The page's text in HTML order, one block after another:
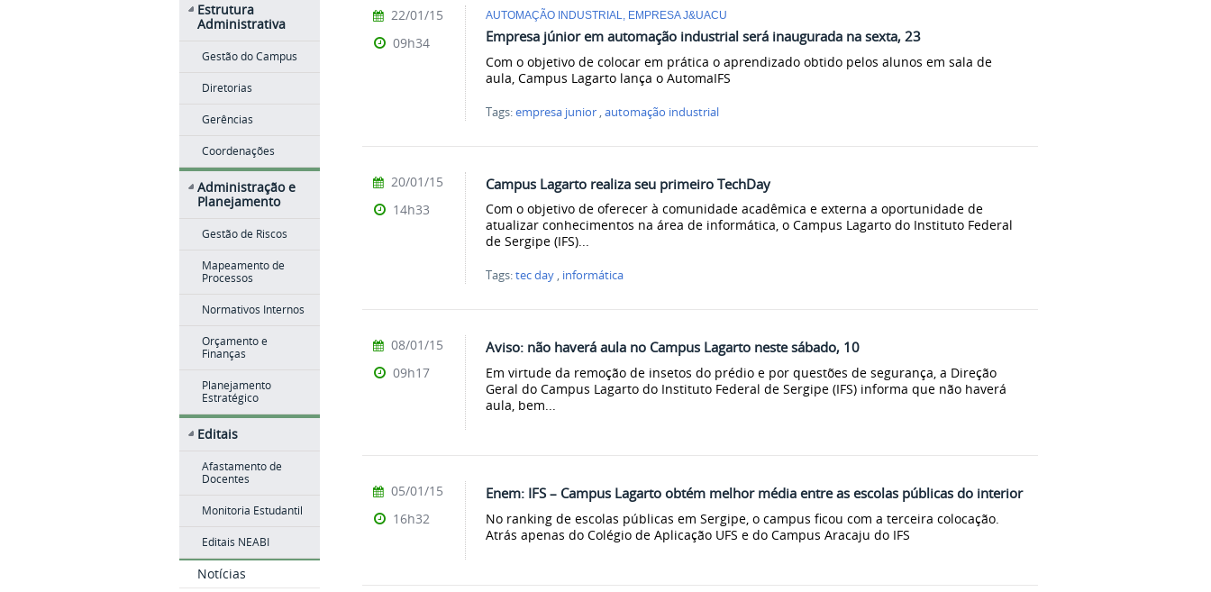
Estrutura
Administrativa
Gestão do Campus
Diretorias
Gerências
Coordenações
Administração e
Planejamento
Gestão de Riscos
Mapeamento de
Processos
Normativos Internos
Orçamento e
Finanças
Planejamento
Estratégico
Editais
Afastamento de
Docentes
Monitoria Estudantil
Editais NEABI
Notícias
AUTOMAÇÃO INDUSTRIAL, EMPRESA J&UACU
Empresa júnior em automação industrial será inaugurada na sexta, 23
Com o objetivo de colocar em prática o aprendizado obtido pelos alunos em sala de
aula, Campus Lagarto lança o AutomaIFS
Tags:empresa junior ,automação industrial
22/01/15
09h34
Campus Lagarto realiza seu primeiro TechDay
Com o objetivo de oferecer à comunidade acadêmica e externa a oportunidade de
atualizar conhecimentos na área de informática, o Campus Lagarto do Instituto Federal
de Sergipe (IFS)...
Tags:tec day, informática
20/01/15
14h33
Aviso: não haverá aula no Campus Lagarto neste sábado, 10
Em virtude da remoção de insetos do prédio e por questões de segurança, a Direção
Geral do Campus Lagarto do Instituto Federal de Sergipe (IFS) informa que não haverá
aula, bem...
08/01/15
09h17
Enem: IFS – Campus Lagarto obtém melhor média entre as escolas públicas do interior
No ranking de escolas públicas em Sergipe, o campus ficou com a terceira colocação.
Atrás apenas do Colégio de Aplicação UFS e do Campus Aracaju do IFS
05/01/15
16h32